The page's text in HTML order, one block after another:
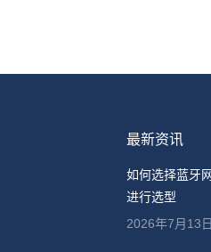
最新资讯
如何选择蓝牙
进行选型
2026年7月13日